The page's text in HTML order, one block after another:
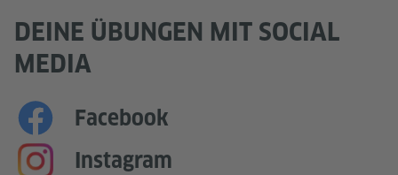
DEINE ÜBUNGEN MIT SOCIAL
MEDIA
Facebook
Instagram